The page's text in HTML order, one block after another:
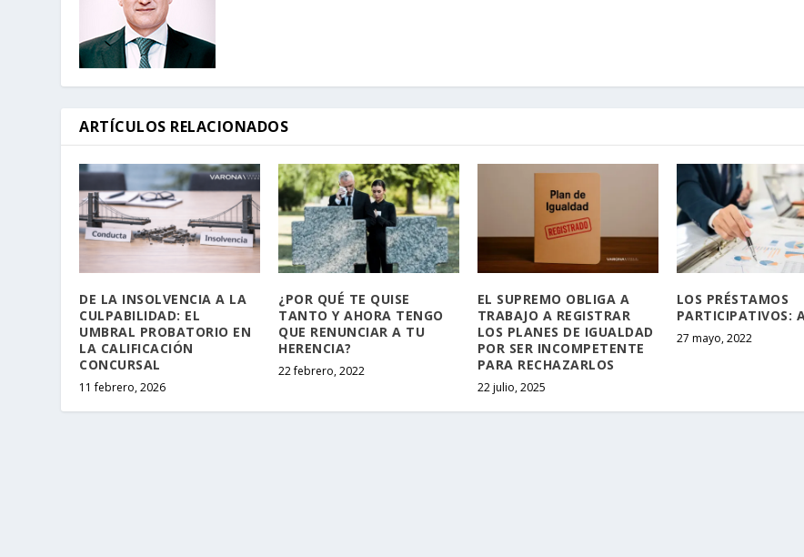
ARTÍCULOS RELACIONADOS
DE LA INSOLVENCIA A LA
CULPABILIDAD: EL
UMBRAL PROBATORIO EN
LA CALIFICACIÓN
CONCURSAL
11 febrero, 2026
¿POR QUÉ TE QUISE
TANTO Y AHORA TENGO
QUE RENUNCIAR A TU
HERENCIA?
22 febrero, 2022
EL SUPREMO OBLIGA A
TRABAJO A REGISTRAR
LOS PLANES DE IGUALDAD
POR SER INCOMPETENTE
PARA RECHAZARLOS
22 julio, 2025
LOS PRÉSTAMOS
PARTICIPATIVOS:
27 mayo, 2022